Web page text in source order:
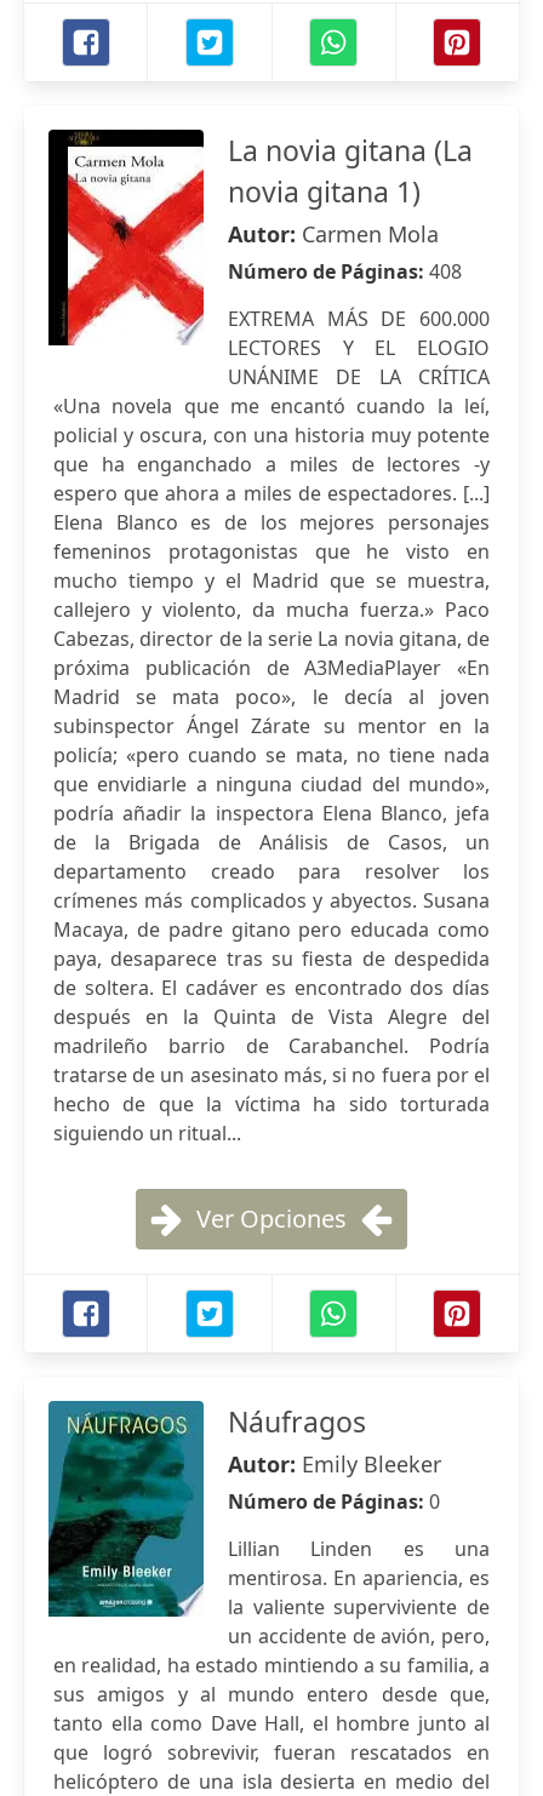
La novia gitana (La
novia gitana 1)
Autor: Carmen Mola
Número de Páginas: 408
EXTREMA MÁS DE 600.000
LECTORES Y EL ELOGIO
UNÁNIME DE LA CRÍTICA
«Una novela que me encantó cuando la leí,
policial y oscura, con una historia muy potente
que ha enganchado a miles de lectores -y
espero que ahora a miles de espectadores. [...]
Elena Blanco es de los mejores personajes
femeninos protagonistas que he visto en
mucho tiempo y el Madrid que se muestra,
callejero y violento, da mucha fuerza.» Paco
Cabezas, director de la serie La novia gitana, de
próxima publicación de A3MediaPlayer «En
Madrid se mata poco», le decía al joven
subinspector Ángel Zárate su mentor en la
policía; «pero cuando se mata, no tiene nada
que envidiarle a ninguna ciudad del mundo»,
podría añadir la inspectora Elena Blanco, jefa
de la Brigada de Análisis de Casos, un
departamento creado para resolver los
crímenes más complicados y abyectos. Susana
Macaya, de padre gitano pero educada como
paya, desaparece tras su fiesta de despedida
de soltera. El cadáver es encontrado dos días
después en la Quinta de Vista Alegre del
madrileño barrio de Carabanchel. Podría
tratarse de un asesinato más, si no fuera por el
hecho de que la víctima ha sido torturada
siguiendo un ritual...
Ver Opciones
Náufragos
Autor: Emily Bleeker
Número de Páginas: 0
Lillian Linden es una
mentirosa. En apariencia, es
la valiente superviviente de
un accidente de avión, pero,
en realidad, ha estado mintiendo a su familia, a
sus amigos y al mundo entero desde que,
tanto ella como Dave Hall, el hombre junto al
que logró sobrevivir, fueran rescatados en
helicóptero de una isla desierta en medio del